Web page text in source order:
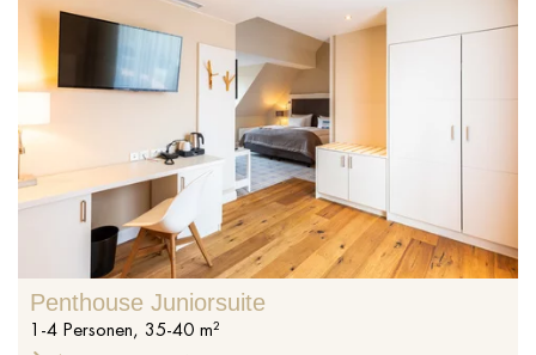
Penthouse Juniorsuite
1 -4 Personen, 35-40 m²